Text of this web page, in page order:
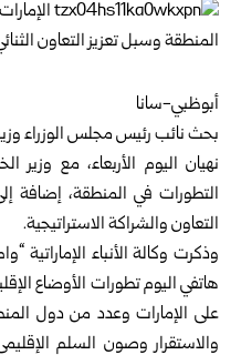
أبوظبي-سانا‏
بحث نائب رئيس مجلس الوزراء وزير
نهيان اليوم الأربعاء، ‏مع وزير
التطورات في المنطقة، إضافة
التعاون والشراكة الاستراتيجية.‏
وذكرت وكالة الأنباء الإماراتية
هاتفي اليوم تطورات ‏الأوضاع
على الإمارات وعدد من دول
والاستقرار وصون السلم